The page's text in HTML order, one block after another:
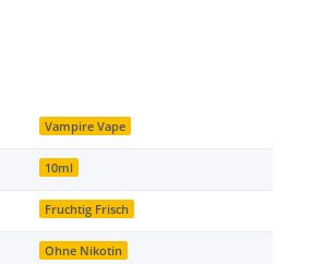
Vampire Vape
10ml
Fruchtig Frisch
Ohne Nikotin